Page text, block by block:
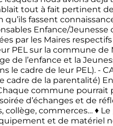
tout à fait pertinent
qu’ils fassent
Enfance/
par les Maires
PEL sur la commune de
de l’enfance et la
le cadre de leur PEL). -
de la parentalité)
commune pourrait
d’échanges et de
commerces… ♦
et de matériel